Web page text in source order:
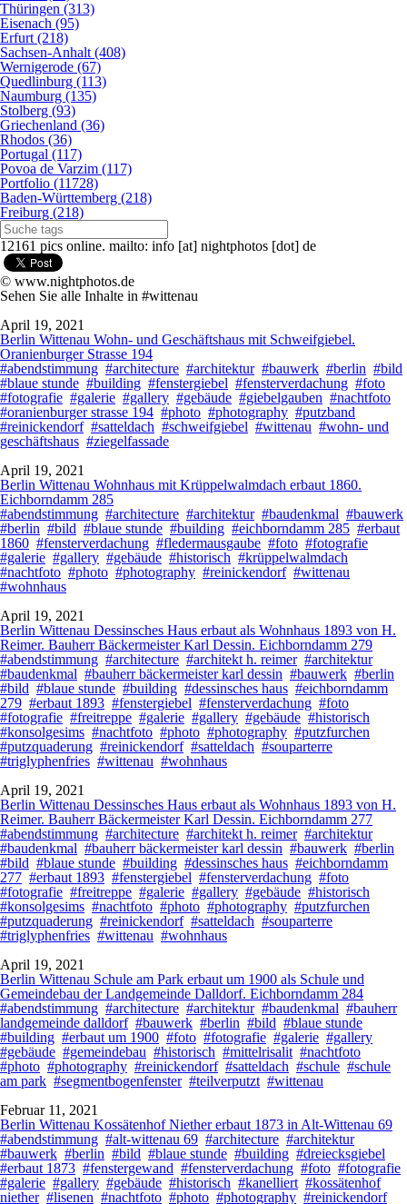
Thüringen (313)
Eisenach (95)
Erfurt (218)
Sachsen-Anhalt (408)
Wernigerode (67)
Quedlinburg (113)
Naumburg (135)
Stolberg (93)
Griechenland (36)
Rhodos (36)
Portugal (117)
Povoa de Varzim (117)
Portfolio (11728)
Baden-Württemberg (218)
Freiburg (218)
12161 pics online. mailto: info [at] nightphotos [dot] de
© www.nightphotos.de
Sehen Sie alle Inhalte in #wittenau
April 19, 2021
Berlin Wittenau Wohn- und Geschäftshaus mit Schweifgiebel.
Oranienburger Strasse 194
#abendstimmung #architecture #architektur #bauwerk #berlin #bild
#blaue stunde #building #fenstergiebel #fensterverdachung #foto
#fotografie #galerie #gallery #gebäude #giebelgauben #nachtfoto
#oranienburger strasse 194 #photo #photography #putzband
#reinickendorf #satteldach #schweifgiebel #wittenau #wohn- und
geschäftshaus #ziegelfassade
April 19, 2021
Berlin Wittenau Wohnhaus mit Krüppelwalmdach erbaut 1860.
Eichborndamm 285
#abendstimmung #architecture #architektur #baudenkmal #bauwerk
#berlin #bild #blaue stunde #building #eichborndamm 285 #erbaut
1860 #fensterverdachung #fledermausgaube #foto #fotografie
#galerie #gallery #gebäude #historisch #krüppelwalmdach
#nachtfoto #photo #photography #reinickendorf #wittenau
#wohnhaus
April 19, 2021
Berlin Wittenau Dessinsches Haus erbaut als Wohnhaus 1893 von H.
Reimer. Bauherr Bäckermeister Karl Dessin. Eichborndamm 279
#abendstimmung #architecture #architekt h. reimer #architektur
#baudenkmal #bauherr bäckermeister karl dessin #bauwerk #berlin
#bild #blaue stunde #building #dessinsches haus #eichborndamm
279 #erbaut 1893 #fenstergiebel #fensterverdachung #foto
#fotografie #freitreppe #galerie #gallery #gebäude #historisch
#konsolgesims #nachtfoto #photo #photography #putzfurchen
#putzquaderung #reinickendorf #satteldach #souparterre
#triglyphenfries #wittenau #wohnhaus
April 19, 2021
Berlin Wittenau Dessinsches Haus erbaut als Wohnhaus 1893 von H.
Reimer. Bauherr Bäckermeister Karl Dessin. Eichborndamm 277
#abendstimmung #architecture #architekt h. reimer #architektur
#baudenkmal #bauherr bäckermeister karl dessin #bauwerk #berlin
#bild #blaue stunde #building #dessinsches haus #eichborndamm
277 #erbaut 1893 #fenstergiebel #fensterverdachung #foto
#fotografie #freitreppe #galerie #gallery #gebäude #historisch
#konsolgesims #nachtfoto #photo #photography #putzfurchen
#putzquaderung #reinickendorf #satteldach #souparterre
#triglyphenfries #wittenau #wohnhaus
April 19, 2021
Berlin Wittenau Schule am Park erbaut um 1900 als Schule und
Gemeindebau der Landgemeinde Dalldorf. Eichborndamm 284
#abendstimmung #architecture #architektur #baudenkmal #bauherr
landgemeinde dalldorf #bauwerk #berlin #bild #blaue stunde
#building #erbaut um 1900 #foto #fotografie #galerie #gallery
#gebäude #gemeindebau #historisch #mittelrisalit #nachtfoto
#photo #photography #reinickendorf #satteldach #schule #schule
am park #segmentbogenfenster #teilverputzt #wittenau
Februar 11, 2021
Berlin Wittenau Kossätenhof Niether erbaut 1873 in Alt-Wittenau 69
#abendstimmung #alt-wittenau 69 #architecture #architektur
#bauwerk #berlin #bild #blaue stunde #building #dreiecksgiebel
#erbaut 1873 #fenstergewand #fensterverdachung #foto #fotografie
#galerie #gallery #gebäude #historisch #kanelliert #kossätenhof
niether #lisenen #nachtfoto #photo #photography #reinickendorf